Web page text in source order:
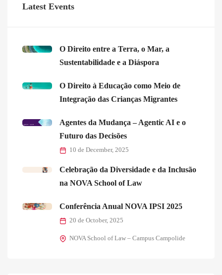
Latest Events
O Direito entre a Terra, o Mar, a
Sustentabilidade e a Diáspora
O Direito à Educação como Meio de
Integração das Crianças Migrantes
Agentes da Mudança – Agentic AI e o
Futuro das Decisões
10 de December, 2025
Celebração da Diversidade e da Inclusão
na NOVA School of Law
Conferência Anual NOVA IPSI 2025
20 de October, 2025
NOVA School of Law – Campus Campolide